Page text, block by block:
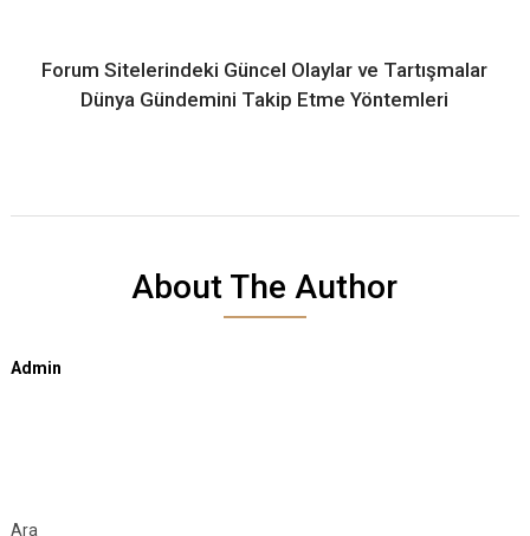
Forum Sitelerindeki Güncel Olaylar ve Tartışmalar
Dünya Gündemini Takip Etme Yöntemleri
About The Author
Admin
Ara